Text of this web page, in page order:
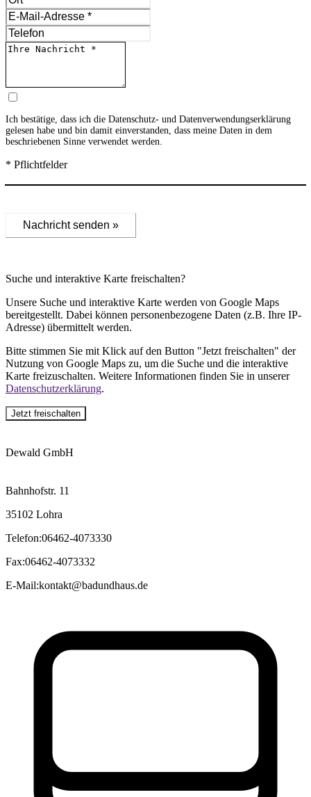
Ich bestätige, dass ich die Datenschutz- und Datenverwendungserklärung
gelesen habe und bin damit einverstanden, dass meine Daten in dem
beschriebenen Sinne verwendet werden.
* Pflichtfelder
Nachricht senden »
Suche und interaktive Karte freischalten?
Unsere Suche und interaktive Karte werden von Google Maps
bereitgestellt. Dabei können personenbezogene Daten (z.B. Ihre IP-
Adresse) übermittelt werden.
Bitte stimmen Sie mit Klick auf den Button "Jetzt freischalten" der
Nutzung von Google Maps zu, um die Suche und die interaktive
Karte freizuschalten. Weitere Informationen finden Sie in unserer
Datenschutzerklärung.
Jetzt freischalten
Dewald GmbH
Bahnhofstr. 11
35102 Lohra
Telefon:06462-4073330
Fax:06462-4073332
E-Mail:kontakt@badundhaus.de